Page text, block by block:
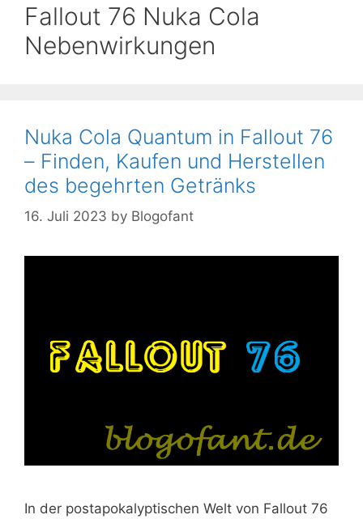
Fallout 76 Nuka Cola
Nebenwirkungen
Nuka Cola Quantum in Fallout 76
– Finden, Kaufen und Herstellen
des begehrten Getränks
16. Juli 2023 by Blogofant
In der postapokalyptischen Welt von Fallout 76